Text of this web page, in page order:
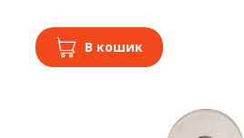
В кошик